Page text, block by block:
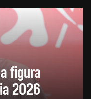
figura
2026